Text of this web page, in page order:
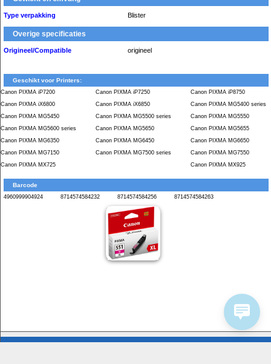
Type verpakking Blister
Overige specificaties
Origineel/Compatible origineel
Geschikt voor Printers:
Canon PIXMA iP7200 Canon PIXMA iP7250
Canon PIXMA iP8750
Canon PIXMA iX6800
Canon PIXMA iX6850
Canon PIXMA MG5400 series
Canon PIXMA MG5450
Canon PIXMA MG5500 series
Canon PIXMA MG5550
Canon PIXMA MG5600 series
Canon PIXMA MG5650
Canon PIXMA MG5655
Canon PIXMA MG6350
Canon PIXMA MG6450
Canon PIXMA MG6650
Canon PIXMA MG7150
Canon PIXMA MG7500 series
Canon PIXMA MG7550
Canon PIXMA MX725
Canon PIXMA MX925
Barcode
4960999904924 8714574584232 8714574584256 8714574584263